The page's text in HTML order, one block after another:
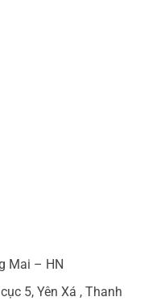
Mai – HN
5, Yên Xá , Thanh